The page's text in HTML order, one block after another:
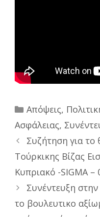
Categories
Απόψεις,
Ασφάλειας,
Συζήτηση για το
Τούρκικης Βίζας
Κυπριακό -SIGMA –
Συνέντευξη στην
το βουλευτικο